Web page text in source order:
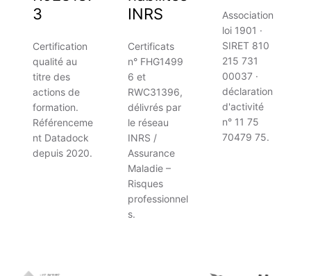
3
Certification
qualité au
titre des
actions de
formation.
Référenceme
nt Datadock
depuis 2020.
INRS
Certificats
n° FHG1499
6 et
RWC31396,
délivrés par
le réseau
INRS /
Assurance
Maladie –
Risques
professionnel
s.
Association
loi 1901 ·
SIRET 810
215 731
00037 ·
déclaration
d'activité
n° 11 75
70479 75.